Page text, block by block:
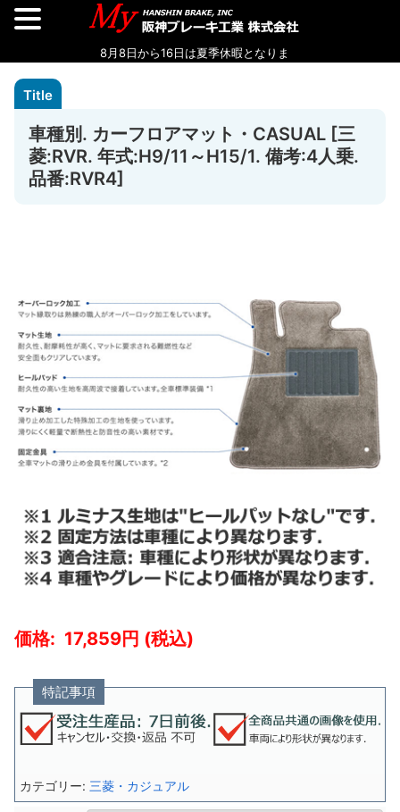
車種別. カーフロアマット・CASUAL [三
菱:RVR. 年式:H9/11～H15/1. 備考:4人乗.
品番:RVR4]
17,859
特記事項
カテゴリー: 三菱・カジュアル